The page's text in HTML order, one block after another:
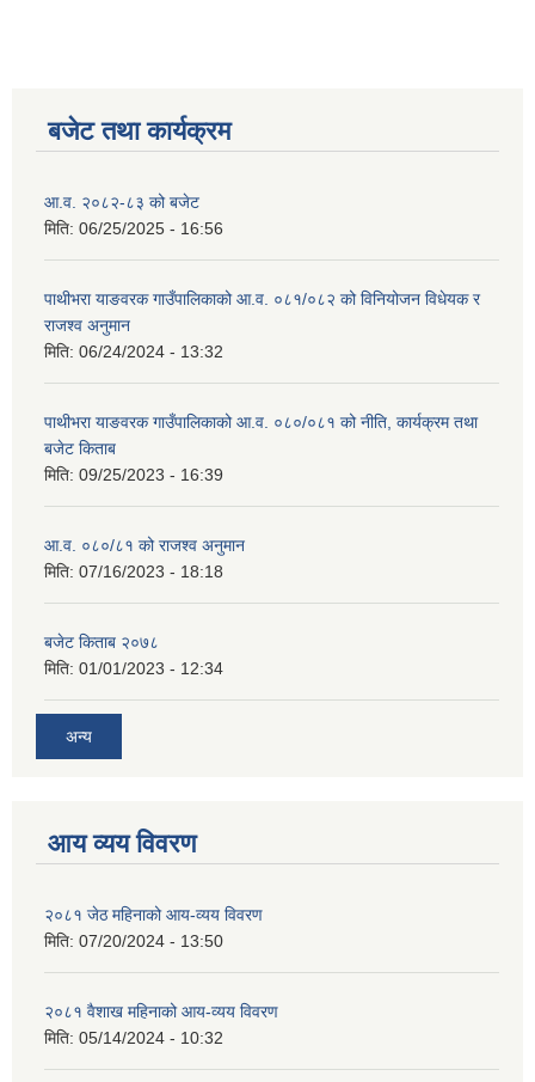
बजेट तथा कार्यक्रम
आ.व. २०८२-८३ को बजेट
मिति: 06/25/2025 - 16:56
पाथीभरा याङवरक गाउँपालिकाको आ.व. ०८१/०८२ को विनियोजन विधेयक र
राजश्व अनुमान
मिति: 06/24/2024 - 13:32
पाथीभरा याङवरक गाउँपालिकाको आ.व. ०८०/०८१ को नीति, कार्यक्रम तथा
बजेट किताब
मिति: 09/25/2023 - 16:39
आ.व. ०८०/८१ को राजश्व अनुमान
मिति: 07/16/2023 - 18:18
बजेट किताब २०७८
मिति: 01/01/2023 - 12:34
अन्य
आय व्यय विवरण
२०८१ जेठ महिनाको आय-व्यय विवरण
मिति: 07/20/2024 - 13:50
२०८१ वैशाख महिनाको आय-व्यय विवरण
मिति: 05/14/2024 - 10:32